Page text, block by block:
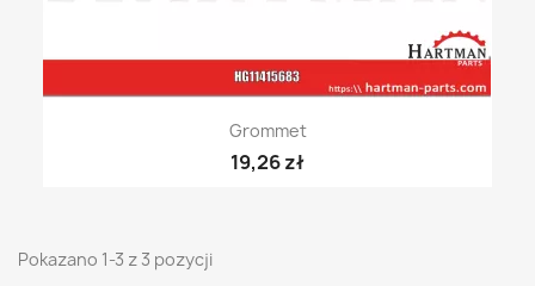
Grommet
19,26 zł
Pokazano 1-3 z 3 pozycji